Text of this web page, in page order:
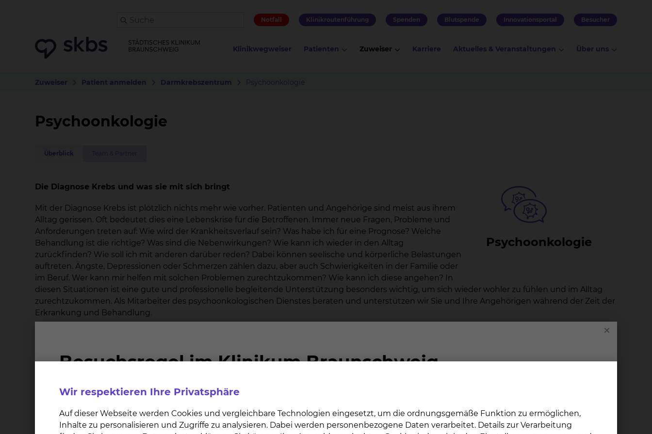
Notfall Klinikroutenführung Spenden Blutspende Innovationsportal Besucher
Klinikwegweiser Patienten Zuweiser Karriere Aktuelles & Veranstaltungen Über uns
Zuweiser Patient anmelden Darmkrebszentrum Psychoonkologie
Psychoonkologie
Überblick
Psy­choon­ko­lo­gie
Die Diagnose Krebs und was sie mit sich bringt
Mit der Diagnose Krebs ist plötzlich nichts mehr wie vorher. Patienten und Angehörige sind meist aus ihrem
Alltag gerissen. Oft bedeutet dies eine Lebenskrise für die Betroffenen. Immer neue Fragen, Probleme und
Anforderungen treten auf: Wie wird der Krankheitsverlauf sein? Was habe ich für eine Prognose? Welche
Behandlung ist die richtige? Was sind die Nebenwirkungen? Wie kann ich wieder in den Alltag
zurückfinden? Wie soll ich mit anderen darüber reden? Dabei können seelische und körperliche Belastungen
auftreten. Ängste, Depressionen oder Schmerzen zählen dazu, aber auch Schwierigkeiten in der Familie oder
im Beruf. Wer kann mir helfen mit solchen Problemen zurechtzukommen? Wie kann ich diese angehen? In
diesen Situationen ist eine gute und professionelle begleitende Unterstützung besonders wichtig, um sich wieder wohler zu fühlen und im Alltag
zurechtzukommen. Als Mitarbeiter des psychoonkologischen Dienstes beraten und unterstützen wir Sie und Ihre Angehörigen während der Zeit der
Erkrankung und Behandlung.
Psychoonkologie ist ein spezieller Bereich der Psychologie. Mitarbeiter in diesem Bereich sind Psychologen oder Ärzte mit einer speziellen
erleichternd, Probleme offen schildern zu können und dabei auf Verständnis zu stoßen. Wir sind nicht nur für Sie als Patient da, sondern auch für alle
Gespräch oder die Weitergabe von Informationen findet natürlich nur statt, wenn Sie es möchten. Sie entscheiden auch, ob Sie selbst als Patient
teilnehmen möchten oder nicht. Vielleicht haben Sie auch selbst das Gefühl, dass Ihr Angehöriger schwer mit der Situation zurechtkommt und
Wir respektieren Ihre Privatsphäre
Auf dieser Webseite werden Cookies und vergleichbare Technologien eingesetzt, um die ordnungsgemäße Funktion zu ermöglichen,
Inhalte zu personalisieren und Zugriffe zu analysieren. Dabei werden personenbezogene Daten verarbeitet. Details zur Verarbeitung